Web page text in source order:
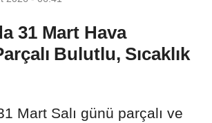
31 Mart Hava
Bulutlu, Sıcaklık
Mart Salı günü parçalı ve